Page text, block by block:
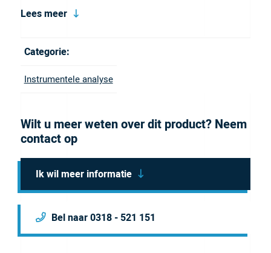
include both a nut and ferrule for your convenience.
flanged fittings. Flangeless fitting are dependable,
answer for those tight-space applications where nut
Flat-Bottom port configuration and is for 1/16 OD
Tubing. Our Fitting System comes with P-200 ferrule.
Lees meer
Categorie:
Instrumentele analyse
Wilt u meer weten over dit product? Neem
contact op
Ik wil meer informatie
Bel naar 0318 - 521 151